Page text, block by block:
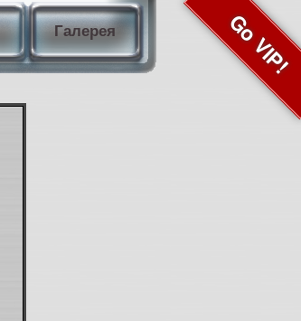
Галерея Go VIP!